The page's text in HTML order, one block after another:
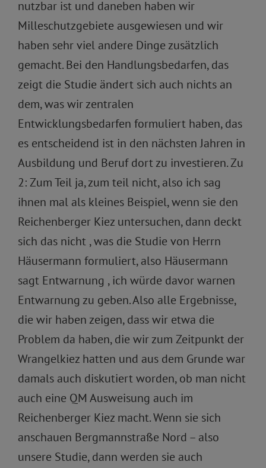
nutzbar ist und daneben haben wir
Milleschutzgebiete ausgewiesen und wir
haben sehr viel andere Dinge zusätzlich
gemacht. Bei den Handlungsbedarfen, das
zeigt die Studie ändert sich auch nichts an
dem, was wir zentralen
Entwicklungsbedarfen formuliert haben, das
es entscheidend ist in den nächsten Jahren in
Ausbildung und Beruf dort zu investieren. Zu
2: Zum Teil ja, zum teil nicht, also ich sag
ihnen mal als kleines Beispiel, wenn sie den
Reichenberger Kiez untersuchen, dann deckt
sich das nicht , was die Studie von Herrn
Häusermann formuliert, also Häusermann
sagt Entwarnung , ich würde davor warnen
Entwarnung zu geben. Also alle Ergebnisse,
die wir haben zeigen, dass wir etwa die
Problem da haben, die wir zum Zeitpunkt der
Wrangelkiez hatten und aus dem Grunde war
damals auch diskutiert worden, ob man nicht
auch eine QM Ausweisung auch im
Reichenberger Kiez macht. Wenn sie sich
anschauen Bergmannstraße Nord – also
unsere Studie, dann werden sie auch